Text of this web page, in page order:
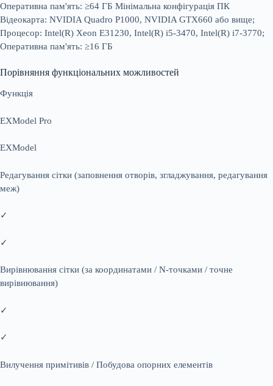
Оперативна пам'ять: ≥64 ГБ Мінімальна конфігурація ПК
Відеокарта: NVIDIA Quadro P1000, NVIDIA GTX660 або вище;
Процесор: Intel(R) Xeon E31230, Intel(R) i5-3470, Intel(R) i7-3770;
Оперативна пам'ять: ≥16 ГБ
Порівняння функціональних можливостей
Функція
EXModel Pro
EXModel
Редагування сітки (заповнення отворів, згладжування, редагування
меж)
✓
✓
Вирівнювання сітки (за координатами / N-точками / точне
вирівнювання)
✓
✓
Вилучення примітивів / Побудова опорних елементів